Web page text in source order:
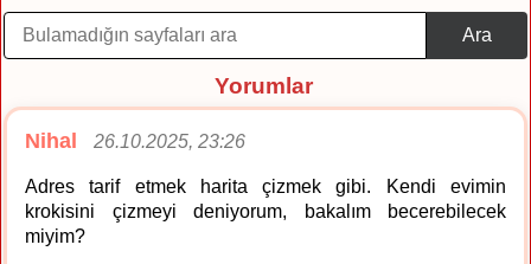
Ara
Yorumlar
Nihal 26.10.2025, 23:26
Adres tarif etmek harita çizmek gibi. Kendi evimin
krokisini çizmeyi deniyorum, bakalım becerebilecek
miyim?